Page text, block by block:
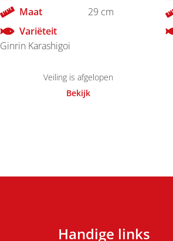
Maat
29 cm
Variëteit
Ginrin Karashigoi
Veiling is afgelopen
Bekijk
Handige links